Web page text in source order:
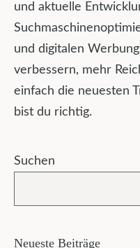
und aktuelle
und digitalen
verbessern, mehr
einfach die neuesten
bist du richtig.
Suchen
Neueste Beiträge